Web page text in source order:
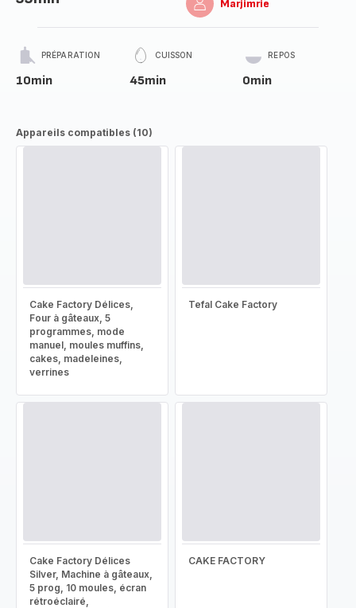
Marjimrie
PRÉPARATION
10min
CUISSON
45min
REPOS
0min
Appareils compatibles (10)
Cake Factory Délices,
Four à gâteaux, 5
programmes, mode
manuel, moules muffins,
cakes, madeleines,
verrines
Tefal Cake Factory
Cake Factory Délices
Silver, Machine à gâteaux,
5 prog, 10 moules, écran
rétroéclairé,
CAKE FACTORY